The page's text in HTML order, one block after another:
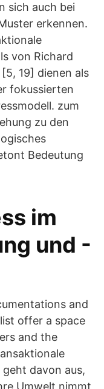
sich auch bei
erkennen.
von Richard
19] dienen als
fokussierten
zum
zu den
Bedeutung
im
und -
and
offer a space
and the
geht davon aus,
Umwelt nimmt,